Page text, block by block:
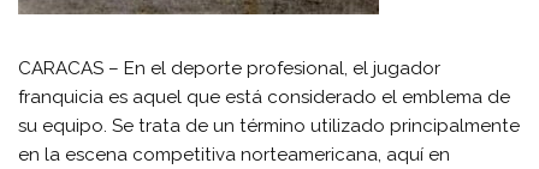
CARACAS – En el deporte profesional, el jugador
franquicia es aquel que está considerado el emblema de
su equipo. Se trata de un término utilizado principalmente
en la escena competitiva norteamericana, aquí en